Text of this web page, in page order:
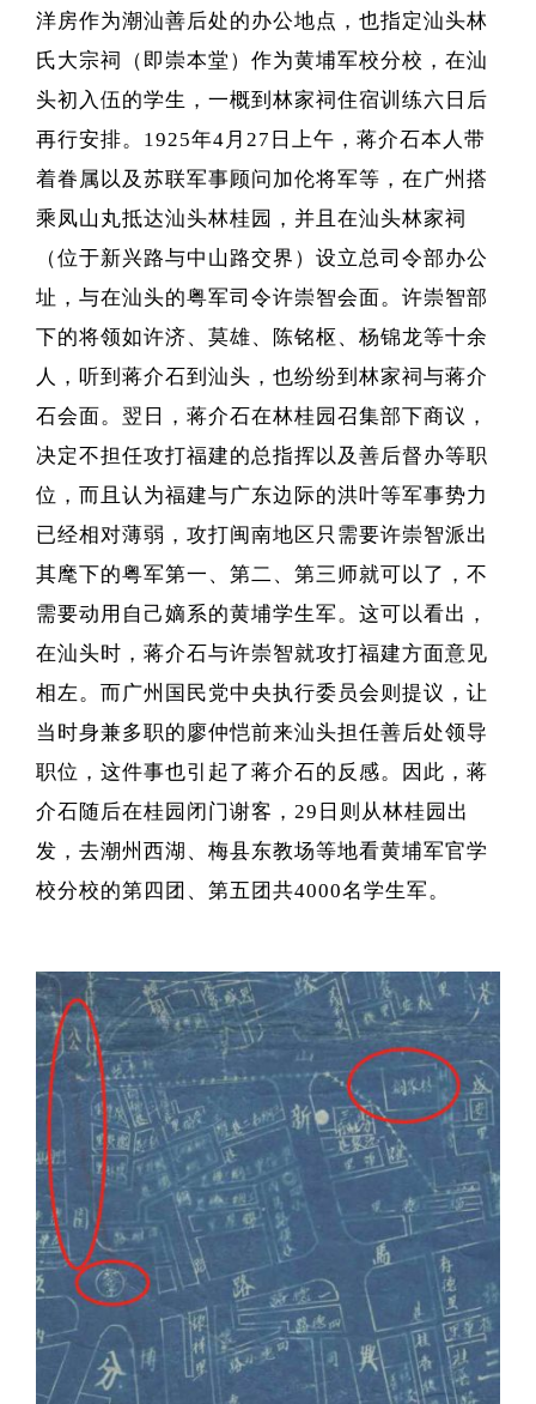
洋房作为潮汕善后处的办公地点，也指定汕头林
氏大宗祠（即崇本堂）作为黄埔军校分校，在汕
头初入伍的学生，一概到林家祠住宿训练六日后
再行安排。1925年4月27日上午，蒋介石本人带
着眷属以及苏联军事顾问加伦将军等，在广州搭
乘凤山丸抵达汕头林桂园，并且在汕头林家祠
（位于新兴路与中山路交界）设立总司令部办公
址，与在汕头的粤军司令许崇智会面。许崇智部
下的将领如许济、莫雄、陈铭枢、杨锦龙等十余
人，听到蒋介石到汕头，也纷纷到林家祠与蒋介
石会面。翌日，蒋介石在林桂园召集部下商议，
决定不担任攻打福建的总指挥以及善后督办等职
位，而且认为福建与广东边际的洪叶等军事势力
已经相对薄弱，攻打闽南地区只需要许崇智派出
其麾下的粤军第一、第二、第三师就可以了，不
需要动用自己嫡系的黄埔学生军。这可以看出，
在汕头时，蒋介石与许崇智就攻打福建方面意见
相左。而广州国民党中央执行委员会则提议，让
当时身兼多职的廖仲恺前来汕头担任善后处领导
职位，这件事也引起了蒋介石的反感。因此，蒋
介石随后在桂园闭门谢客，29日则从林桂园出
发，去潮州西湖、梅县东教场等地看黄埔军官学
校分校的第四团、第五团共4000名学生军。